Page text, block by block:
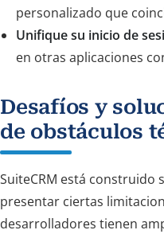
personalizado que
Unifique su inicio de
en otras aplicaciones
Desafíos y
de obstáculos
SuiteCRM está construido
presentar ciertas
desarrolladores tienen